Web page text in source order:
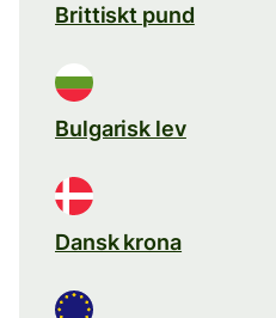
Brittiskt pund
Bulgarisk lev
Dansk krona